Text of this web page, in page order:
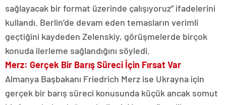
sağlayacak bir format üzerinde çalışıyoruz” ifadelerini
kullandı. Berlin’de devam eden temasların verimli
geçtiğini kaydeden Zelenskiy, görüşmelerde birçok
konuda ilerleme sağlandığını söyledi.
Merz: Gerçek Bir Barış Süreci İçin Fırsat Var
Almanya Başbakanı Friedrich Merz ise Ukrayna için
gerçek bir barış süreci konusunda küçük ancak somut